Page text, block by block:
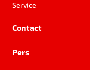
Service
Contact
Pers